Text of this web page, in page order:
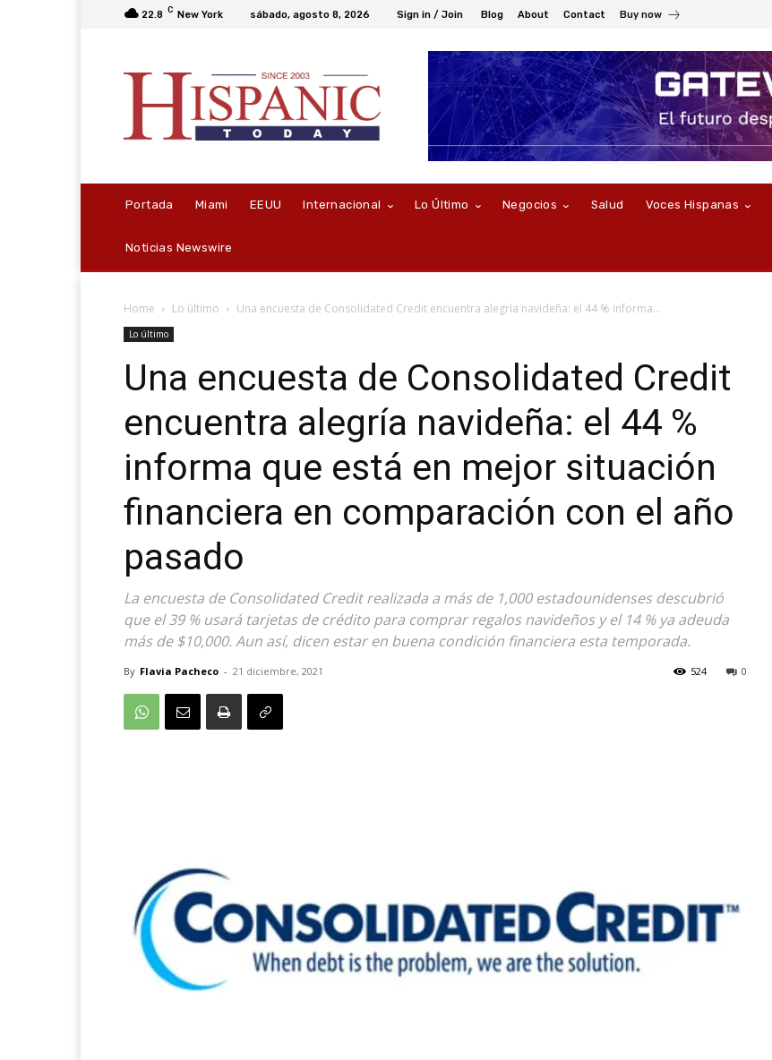
22.8 C New York sábado, agosto 8, 2026 Sign in / Join Blog About Contact Buy now
Portada Miami EEUU Internacional Lo Último Negocios Salud Voces Hispanas
Noticias Newswire
Home Lo último Una encuesta de Consolidated Credit encuentra alegría navideña: el 44 % informa...
Lo último
Una encuesta de Consolidated Credit
encuentra alegría navideña: el 44 %
informa que está en mejor situación
financiera en comparación con el año
pasado
La encuesta de Consolidated Credit realizada a más de 1,000 estadounidenses descubrió
que el 39 % usará tarjetas de crédito para comprar regalos navideños y el 14 % ya adeuda
más de $10,000. Aun así, dicen estar en buena condición financiera esta temporada.
By Flavia Pacheco - 21 diciembre, 2021 0
524